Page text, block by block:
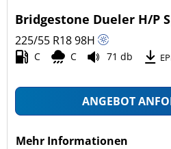
Bridgestone Dueler H/P
225/55 R1898H
C C 71 db
ANGEBOT
Mehr Informationen